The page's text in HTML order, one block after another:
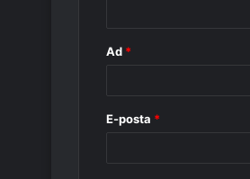
Ad *
E-posta *